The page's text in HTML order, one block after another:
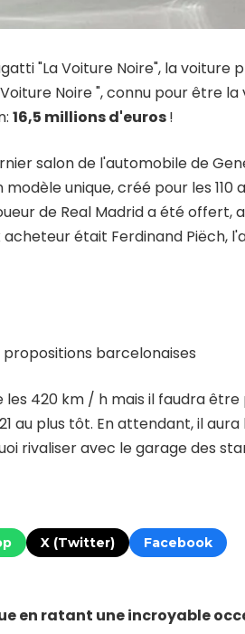
"La Voiture Noire", la voiture
Noire ", connu pour être la
16,5 millions d'euros!
salon de l'automobile de
unique, créé pour les 110
de Real Madrid a été offert,
était Ferdinand Piëch,
propositions barcelonaises
420 km / h mais il faudra
au plus tôt. En attendant, il
rivaliser avec le garage des
X (Twitter) Facebook
en ratant une incroyable